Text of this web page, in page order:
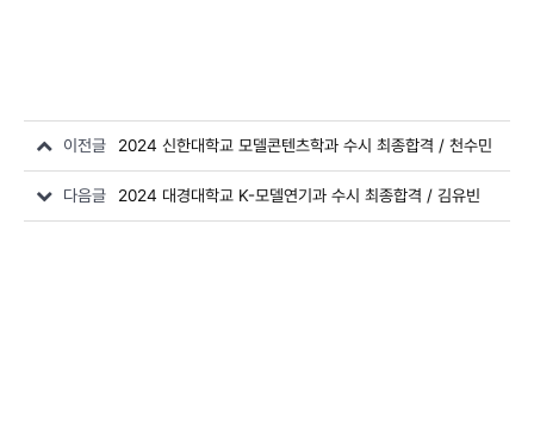
이전글 2024 신한대학교 모델콘텐츠학과 수시 최종합격 / 천수민
다음글 2024 대경대학교 K-모델연기과 수시 최종합격 / 김유빈